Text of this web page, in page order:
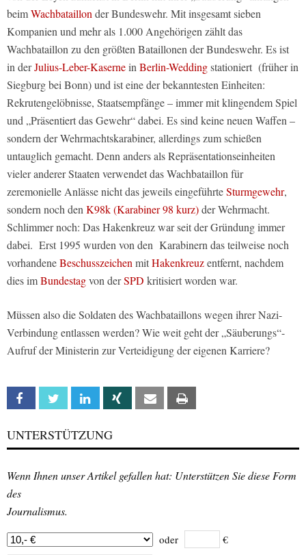
beimWachbataillon der Bundeswehr. Mit insgesamt sieben
Kompanien und mehr als 1.000 Angehörigen zählt das
Wachbataillon zu den größten Bataillonen der Bundeswehr. Es ist
in derJulius-Leber-Kasernein Berlin-Weddingstationiert (früher in
Siegburg bei Bonn) und ist eine der bekanntesten Einheiten:
Rekrutengelöbnisse, Staatsempfänge – immer mit klingendem Spiel
und „Präsentiert das Gewehr“ dabei. Es sind keine neuen Waffen –
sondern der Wehrmachtskarabiner, allerdings zum schießen
untauglich gemacht. Denn anders als Repräsentationseinheiten
vieler anderer Staaten verwendet das Wachbataillon für
zeremonielle Anlässe nicht das jeweils eingeführteSturmgewehr,
sondern noch den K98k (Karabiner 98 kurz)der Wehrmacht.
Schlimmer noch: Das Hakenkreuz war seit der Gründung immer
dabei. Erst 1995 wurden von den Karabinern das teilweise noch
vorhandeneBeschusszeichen mitHakenkreuzentfernt, nachdem
dies imBundestagvon derSPD kritisiert worden war.
Müssen also die Soldaten des Wachbataillons wegen ihrer Nazi-
Verbindung entlassen werden? Wie weit geht der „Säuberungs“-
Aufruf der Ministerin zur Verteidigung der eigenen Karriere?
Facebook Twitter Linkedin Xing Email
UNTERSTÜTZUNG
Wenn Ihnen unser Artikel gefallen hat: Unterstützen Sie diese Form
des
Journalismus.
oder €